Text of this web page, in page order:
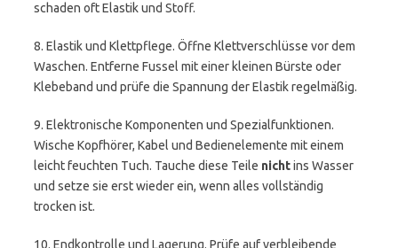
schaden oft Elastik und Stoff.
8. Elastik und Klettpflege. Öffne Klettverschlüsse vor dem
Waschen. Entferne Fussel mit einer kleinen Bürste oder
Klebeband und prüfe die Spannung der Elastik regelmäßig.
9. Elektronische Komponenten und Spezialfunktionen.
Wische Kopfhörer, Kabel und Bedienelemente mit einem
leicht feuchten Tuch. Tauche diese Teile nichtins Wasser
und setze sie erst wieder ein, wenn alles vollständig
trocken ist.
10. Endkontrolle und Lagerung. Prüfe auf verbleibende